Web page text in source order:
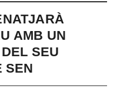
AMB UN
SEU
SEN